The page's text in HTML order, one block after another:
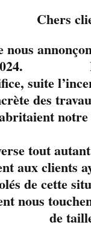
Chers
nous
2024.
suite
des
tout
aux clients
de cette
nous
de